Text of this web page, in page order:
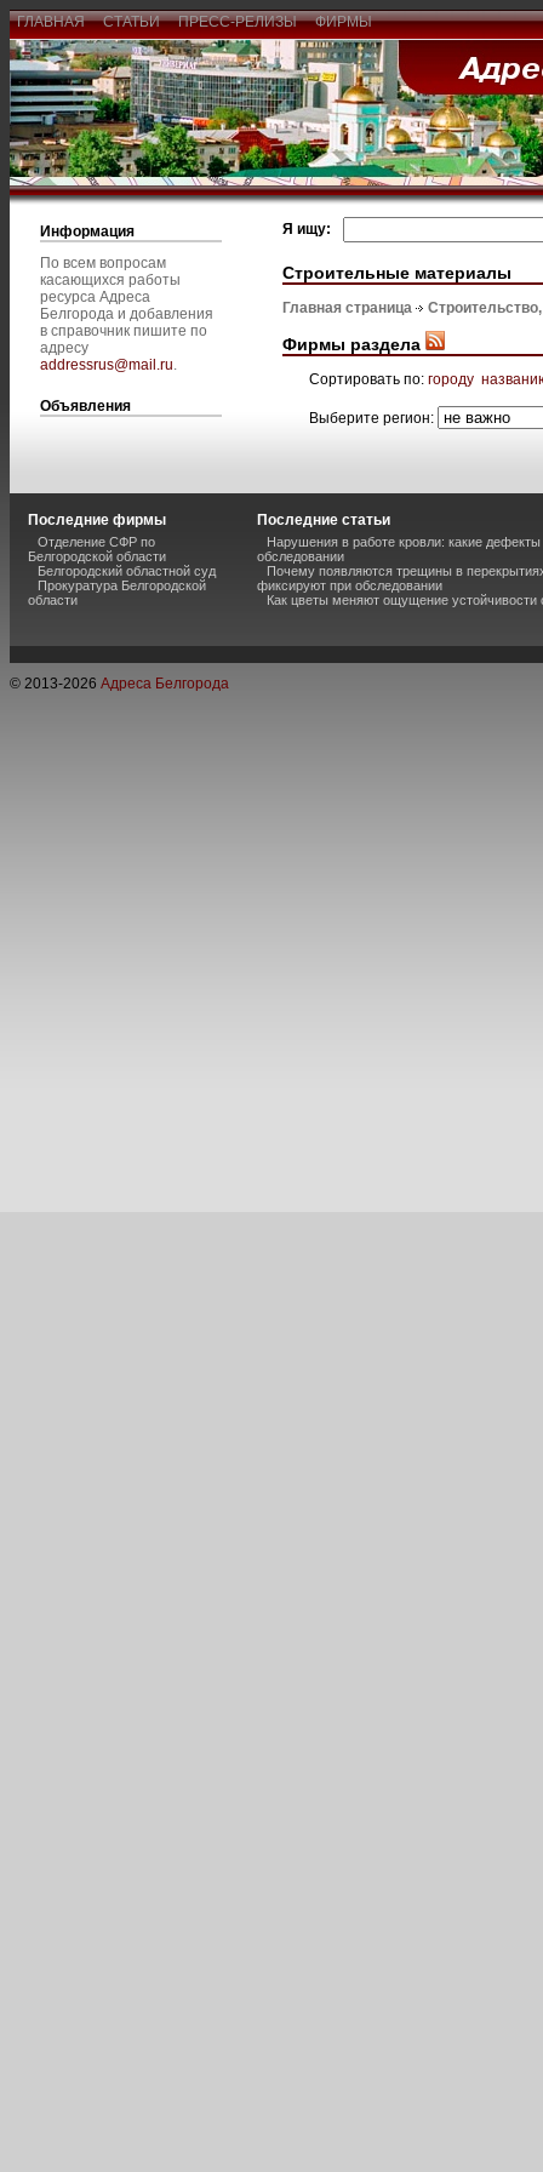
ГЛАВНАЯ СТАТЬИ ПРЕСС-РЕЛИЗЫ ФИРМЫ
Информация
По всем вопросам
касающихся работы
ресурса Адреса
Белгорода и добавления
в справочник пишите по
адресу
addressrus@mail.ru.
Объявления
Я ищу:
Строительные материалы
Главная страница
Фирмы раздела
Сортировать по: городу
Выберите регион:
Последние фирмы
Отделение СФР по
Белгородской области
Белгородский областной суд
Прокуратура Белгородской
области
Последние статьи
Нарушения в работе кровли: какие
обследовании
Почему появляются трещины в
фиксируют при обследовании
Как цветы меняют ощущение устойчивости
© 2013-2026 Адреса Белгорода